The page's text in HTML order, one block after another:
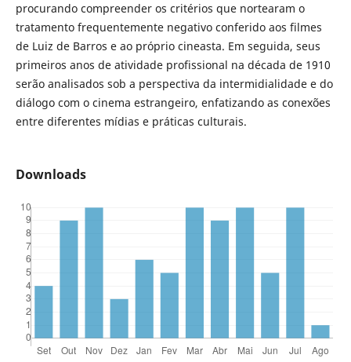
procurando compreender os critérios que nortearam o
tratamento frequentemente negativo conferido aos filmes
de Luiz de Barros e ao próprio cineasta. Em seguida, seus
primeiros anos de atividade profissional na década de 1910
serão analisados sob a perspectiva da intermidialidade e do
diálogo com o cinema estrangeiro, enfatizando as conexões
entre diferentes mídias e práticas culturais.
Downloads